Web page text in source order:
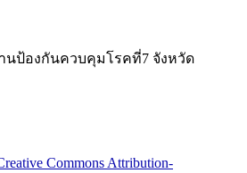
นป้องกันควบคุมโรคที่7 จังหวัด
Commons Attribution-